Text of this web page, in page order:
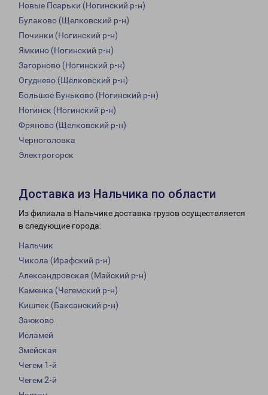
Новые Псарьки (Ногинский р-н)
Булаково (Щелковский р-н)
Починки (Ногинский р-н)
Ямкино (Ногинский р-н)
Загорново (Ногинский р-н)
Огуднево (Щёлковский р-н)
Большое Буньково (Ногинский р-н)
Ногинск (Ногинский р-н)
Фряново (Щелковский р-н)
Черноголовка
Электрогорск
Доставка из Нальчика по области
Из филиала в Нальчике доставка грузов осуществляется
в следующие города:
Нальчик
Чикола (Ирафский р-н)
Александровская (Майский р-н)
Каменка (Чегемский р-н)
Кишпек (Баксанский р-н)
Заюково
Исламей
Змейская
Чегем 1-й
Чегем 2-й